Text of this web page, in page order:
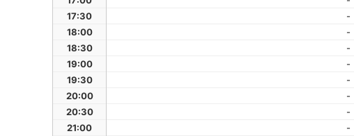
17:30
-
18:00
-
18:30
-
19:00
-
19:30
-
20:00
-
20:30
-
21:00
-